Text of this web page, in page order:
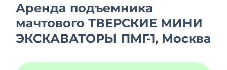
Аренда подъемника
мачтового ТВЕРСКИЕ МИНИ
ЭКСКАВАТОРЫ ПМГ-1, Москва